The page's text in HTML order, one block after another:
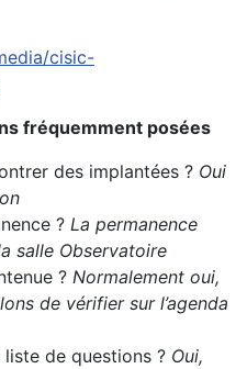
cisic-
fréquemment posées
des implantées ? Oui
? La permanence
salle Observatoire
? Normalement oui,
de vérifier sur l’agenda
de questions ? Oui,